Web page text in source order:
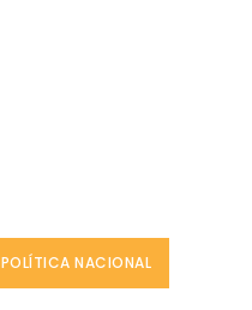
POLÍTICA NACIONAL